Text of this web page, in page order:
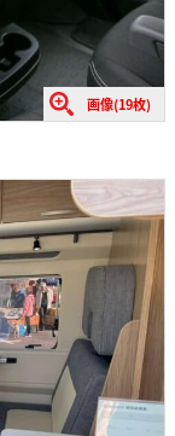
画像(19枚)